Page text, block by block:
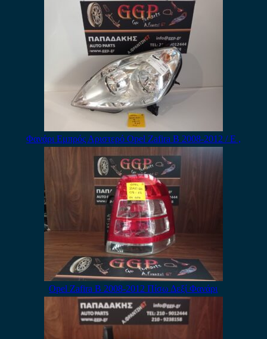
Φανάρι Εμπρός Αριστερό Opel Zafira B 2008-2012 / Ε ,
Opel Zafira B 2008-2012 Πίσω Δεξί Φανάρι